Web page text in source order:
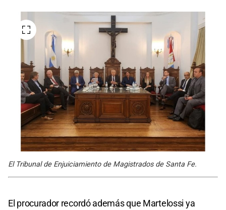
El Tribunal de Enjuiciamiento de Magistrados de Santa Fe.
El procurador recordó además que Martelossi ya